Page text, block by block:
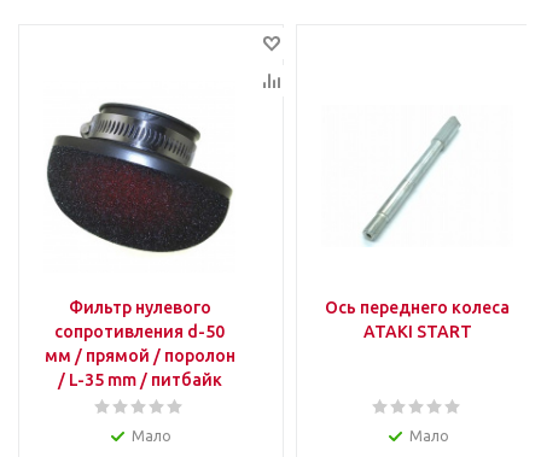
Фильтр нулевого
сопротивления d-50
мм / прямой / поролон
/ L-35 mm / питбайк
Мало
Ось переднего колеса
ATAKI START
Мало